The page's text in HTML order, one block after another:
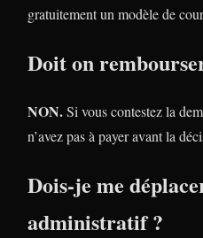
gratuitement un modèle de
Doit on
NON.Si vous contestez la
n’avez pas à payer avant la
Dois-je me
administratif ?